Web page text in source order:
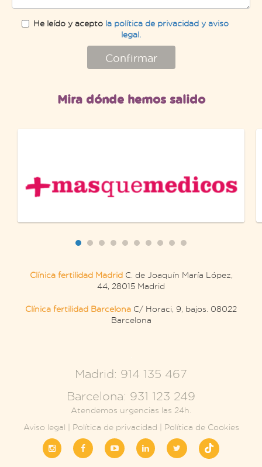
He leído y acepto la política de privacidad y aviso
legal.
Confirmar
Mira dónde hemos salido
Clínica fertilidad MadridC. de Joaquín María López,
44, 28015 Madrid
Clínica fertilidad Barcelona C/ Horaci, 9, bajos. 08022
Barcelona
Madrid: 914 135 467
Barcelona: 931 123 249
Atendemos urgencias las 24h.
Aviso legal | Política de privacidad | Política de Cookies